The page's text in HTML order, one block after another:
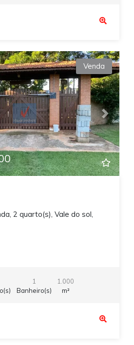
Next
Venda
2 quarto(s), Vale do sol,
1
Banheiro(s)
1.000
m²